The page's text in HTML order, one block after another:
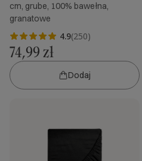
cm, grube, 100% bawełna,
granatowe
4.9(250)
74,99 zł
Dodaj